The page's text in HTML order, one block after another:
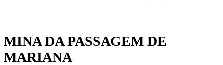
MINA DA PASSAGEM DE
MARIANA